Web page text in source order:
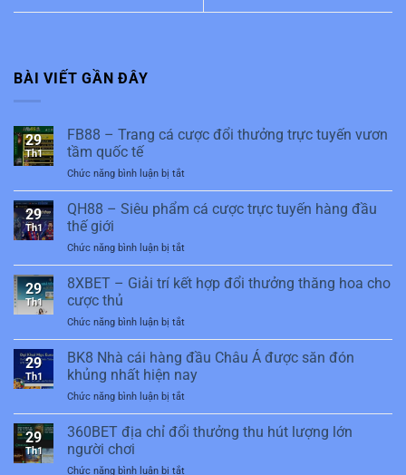
BÀI VIẾT GẦN ĐÂY
29
Th1
FB88 – Trang cá cược đổi thưởng trực tuyến vươn
tầm quốc tế
Chức năng bình luận bị tắt
FB88
–
đổi
thưởng
tầm
quốc
tế
29
Th1
QH88 – Siêu phẩm cá cược trực tuyến hàng đầu
thế giới
Chức năng bình luận bị tắt
QH88
–
cược
trực
tuyến
hàng
thế
giới
29
Th1
8XBET – Giải trí kết hợp đổi thưởng thăng hoa cho
cược thủ
Chức năng bình luận bị tắt
8XBET
–
trí
hợp
đổi
29
Th1
BK8 Nhà cái hàng đầu Châu Á được săn đón
khủng nhất hiện nay
Chức năng bình luận bị tắt
BK8
Nhà
29
Th1
360BET địa chỉ đổi thưởng thu hút lượng lớn
người chơi
Chức năng bình luận bị tắt